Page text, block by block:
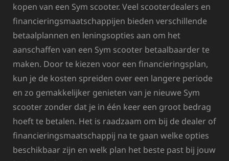
kopen van een Sym scooter. Veel scooterdealers en
financieringsmaatschappijen bieden verschillende
betaalplannen en leningsopties aan om het
aanschaffen van een Sym scooter betaalbaarder te
maken. Door te kiezen voor een financieringsplan,
kun je de kosten spreiden over een langere periode
en zo gemakkelijker genieten van je nieuwe Sym
scooter zonder dat je in één keer een groot bedrag
hoeft te betalen. Het is raadzaam om bij de dealer of
financieringsmaatschappij na te gaan welke opties
beschikbaar zijn en welk plan het beste past bij jouw